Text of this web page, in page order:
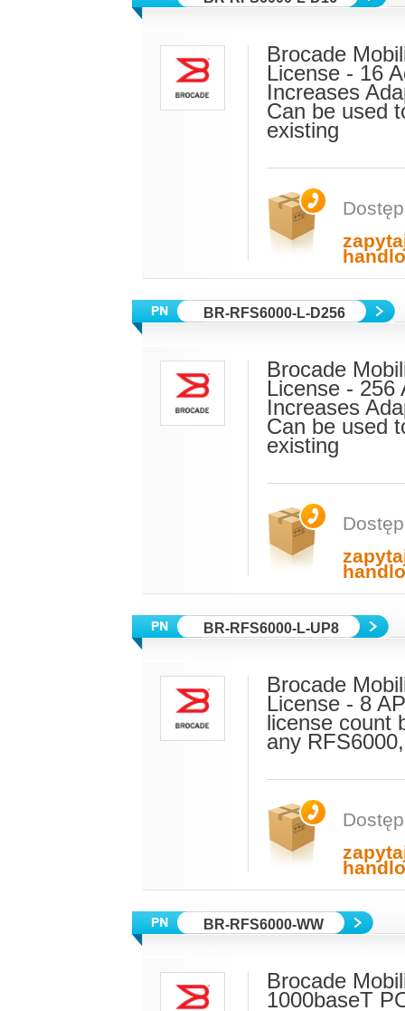
Brocade
License - 16
Increases
Can be used
existing
BR-RFS6000-L-D256
Brocade
License - 256
Increases
Can be used
existing
BR-RFS6000-L-UP8
Brocade
License - 8
license count
any
BR-RFS6000-WW
Brocade
1000baseT